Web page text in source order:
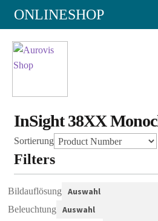
ONLINESHOP
InSight 38XX
Sortierung
Filters
Bildauflösung
Beleuchtung